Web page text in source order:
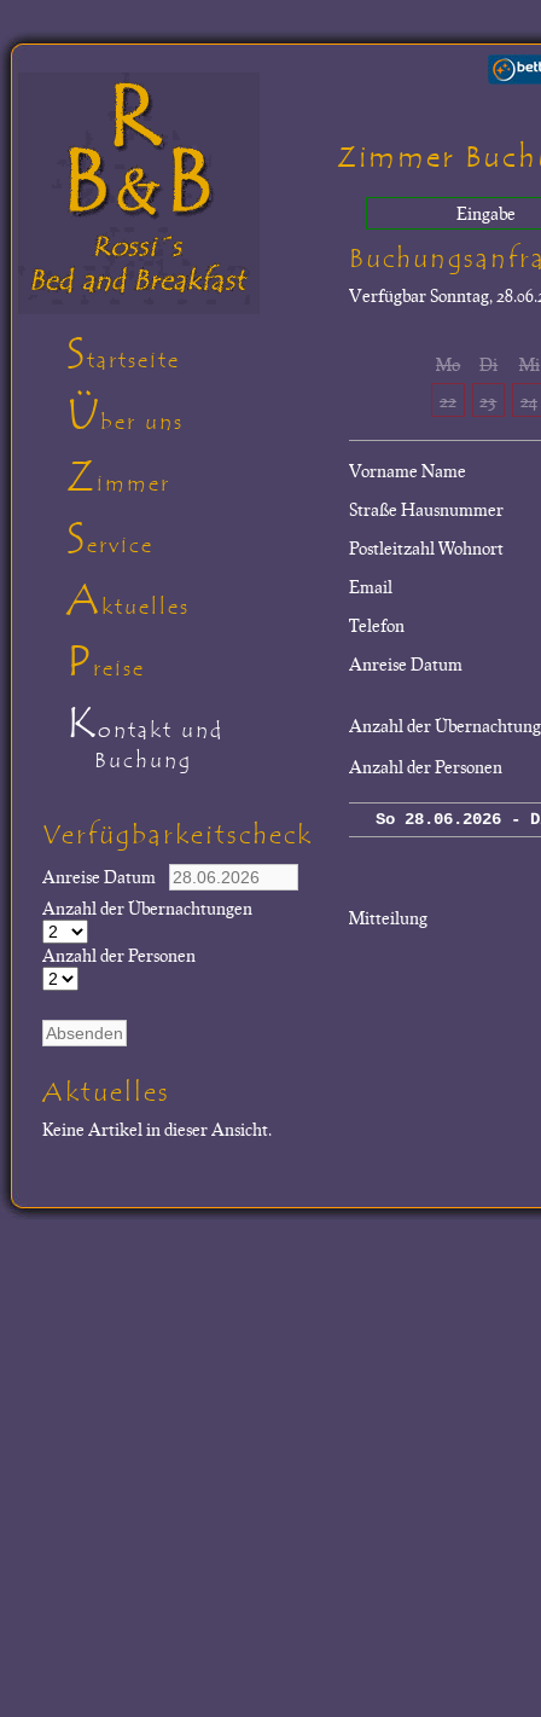
Zimmer
Eingabe
VerfügbarSonntag,
Mo
22
Di
23
Mi
24
Vorname Name
Straße Hausnummer
Postleitzahl Wohnort
Email
Telefon
Anreise Datum
Anzahl der
Anzahl der Personen
So 28.06.2026 -
Mitteilung
Startseite
Über uns
Zimmer
Service
Aktuelles
Preise
Kontakt und
Buchung
Verfügbarkeitscheck
Anreise Datum
Anzahl der Übernachtungen
Anzahl der Personen
Aktuelles
Keine Artikel in dieser Ansicht.